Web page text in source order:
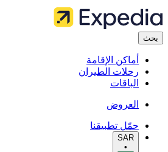
بحث
أماكن الإقامة
رحلات الطيران
الباقات
العروض
حمّل تطبيقنا
SAR
•